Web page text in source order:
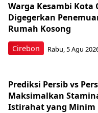
Cirebon
Warga Kesambi Kota
Digegerkan
Rumah Kosong
Rabu, 5 Agu
Prediksi Persib vs
Maksimalkan
Istirahat yang Minim